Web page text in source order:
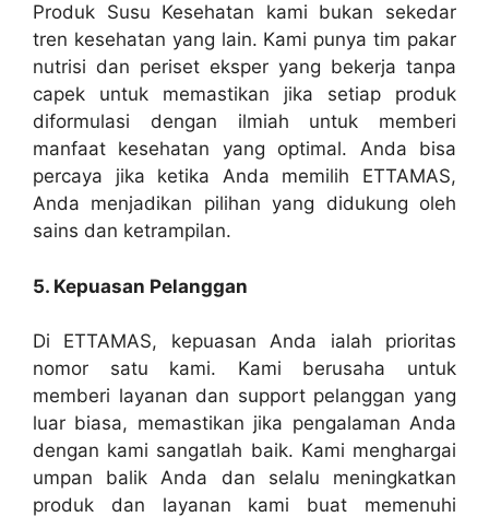
Produk Susu Kesehatan kami bukan sekedar
tren kesehatan yang lain. Kami punya tim pakar
nutrisi dan periset eksper yang bekerja tanpa
capek untuk memastikan jika setiap produk
diformulasi dengan ilmiah untuk memberi
manfaat kesehatan yang optimal. Anda bisa
percaya jika ketika Anda memilih ETTAMAS,
Anda menjadikan pilihan yang didukung oleh
sains dan ketrampilan.
5. Kepuasan Pelanggan
Di ETTAMAS, kepuasan Anda ialah prioritas
nomor satu kami. Kami berusaha untuk
memberi layanan dan support pelanggan yang
luar biasa, memastikan jika pengalaman Anda
dengan kami sangatlah baik. Kami menghargai
umpan balik Anda dan selalu meningkatkan
produk dan layanan kami buat memenuhi